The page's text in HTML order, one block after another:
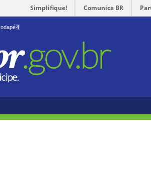
Simplifique! Comunica BR
4